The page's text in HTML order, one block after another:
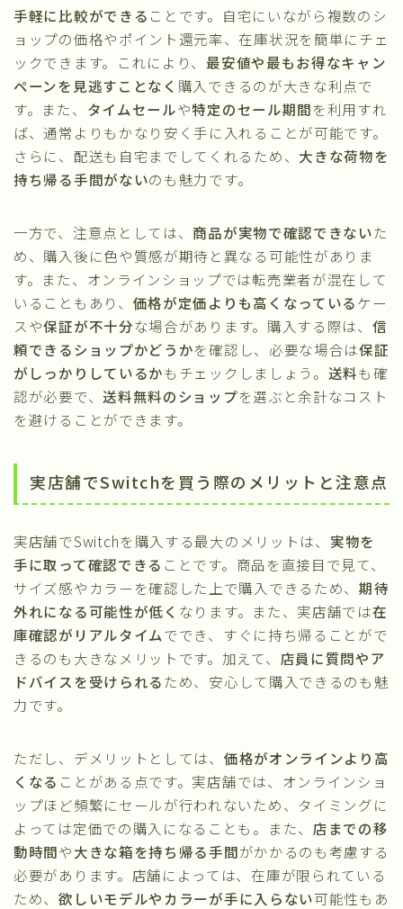
手軽に比較ができる ことです。自宅にいながら複数のシ
ョップの価格やポイント還元率、在庫状況を簡単にチェ
ックできます。これにより、最安値や最もお得なキャン
ペーンを見逃すことなく 購入できるのが大きな利点で
す。また、 タイムセールや特定のセール期間を利用すれ
ば、通常よりもかなり安く手に入れることが可能です。
さらに、配送も自宅までしてくれるため、 大きな荷物を
持ち帰る手間がないのも魅力です。
一方で、注意点としては、 商品が実物で確認できないた
め、購入後に色や質感が期待と異なる可能性がありま
す。また、オンラインショップでは転売業者が混在して
いることもあり、 価格が定価よりも高くなっているケー
スや保証が不十分な場合があります。購入する際は、 信
頼できるショップかどうかを確認し、必要な場合は保証
がしっかりしているかもチェックしましょう。 送料も確
認が必要で、送料無料のショップを選ぶと余計なコスト
を避けることができます。
実店舗でSwitchを買う際のメリットと注意点
実店舗でSwitchを購入する最大のメリットは、 実物を
手に取って確認できる ことです。商品を直接目で見て、
サイズ感やカラーを確認した上で購入できるため、期待
外れになる可能性が低く なります。また、実店舗では在
庫確認がリアルタイムででき、すぐに持ち帰ることがで
きるのも大きなメリットです。加えて、 店員に質問やア
ドバイスを受けられるため、安心して購入できるのも魅
力です。
ただし、デメリットとしては、 価格がオンラインより高
くなる ことがある点です。実店舗では、オンラインショ
ップほど頻繁にセールが行われないため、タイミングに
よっては定価での購入になることも。また、 店までの移
動時間や大きな箱を持ち帰る手間がかかるのも考慮する
必要があります。店舗によっては、在庫が限られている
ため、欲しいモデルやカラーが手に入らない可能性もあ